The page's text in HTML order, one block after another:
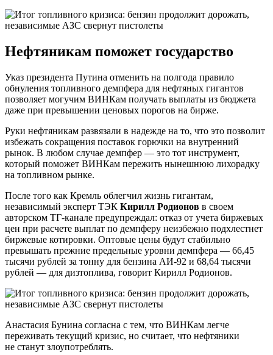
Нефтяникам поможет государство
Указ президента Путина отменить на полгода правило
обнуления топливного демпфера для нефтяных гигантов
позволяет могучим ВИНКам получать выплаты из бюджета
даже при превышении ценовых порогов на бирже.
Руки нефтяникам развязали в надежде на то, что это позволит
избежать сокращения поставок горючки на внутренний
рынок. В любом случае демпфер — это тот инструмент,
который поможет ВИНКам пережить нынешнюю лихорадку
на топливном рынке.
После того как Кремль облегчил жизнь гигантам,
независимый эксперт ТЭК Кирилл Родионов в своем
авторском ТГ-канале предупреждал: отказ от учета биржевых
цен при расчете выплат по демпферу неизбежно подхлестнет
биржевые котировки. Оптовые цены будут стабильно
превышать прежние предельные уровни демпфера — 66,45
тысячи рублей за тонну для бензина АИ-92 и 68,64 тысячи
рублей — для дизтоплива, говорит Кирилл Родионов.
Анастасия Бунина согласна с тем, что ВИНКам легче
переживать текущий кризис, но считает, что нефтяники
не станут злоупотреблять.